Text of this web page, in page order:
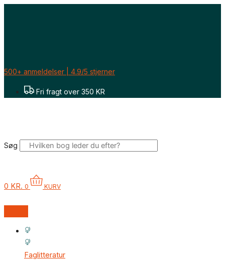
Gå
500+ anmeldelser | 4.9/5 stjerner
Fri fragt over 350 KR
Søg
0 KR. 0 KURV
Faglitteratur